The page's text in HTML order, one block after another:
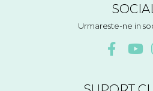
SOCIAL
Urmareste-ne in